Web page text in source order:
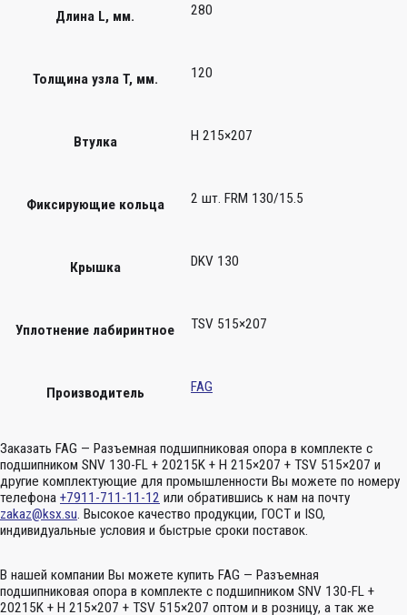
Длина L, мм. 280
Толщина узла T, мм. 120
Втулка H 215×207
Фиксирующие кольца 2 шт. FRM 130/15.5
Крышка DKV 130
Уплотнение лабиринтное TSV 515×207
Производитель FAG
Заказать FAG — Разъемная подшипниковая опора в комплекте с
подшипником SNV 130-FL + 20215K + H 215×207 + TSV 515×207 и
другие комплектующие для промышленности Вы можете по номеру
телефона +7911-711-11-12 или обратившись к нам на почту
zakaz@ksx.su. Высокое качество продукции, ГОСТ и ISO,
индивидуальные условия и быстрые сроки поставок.
В нашей компании Вы можете купить FAG — Разъемная
подшипниковая опора в комплекте с подшипником SNV 130-FL +
20215K + H 215×207 + TSV 515×207 оптом и в розницу, а так же